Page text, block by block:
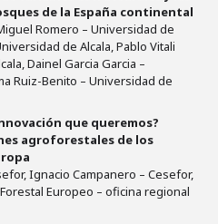
de la España continental
Romero – Universidad de
de Alcala, Pablo Vitali
Dainel Garcia Garcia –
Ruiz-Benito – Universidad de
que queremos?
agroforestales de los
Ignacio Campanero – Cesefor,
Europeo – oficina regional